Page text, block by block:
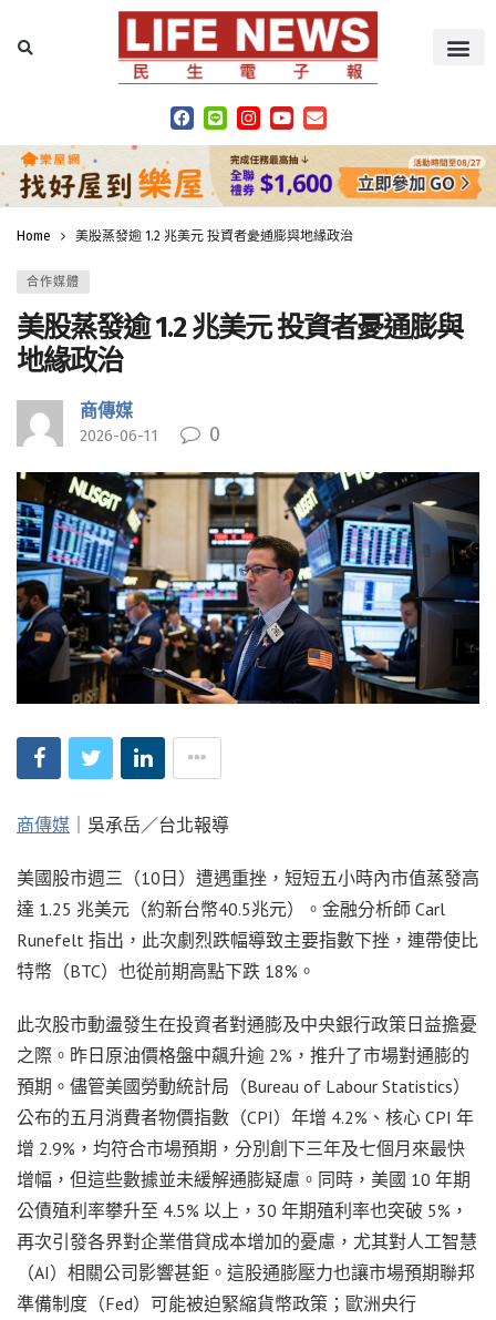
Home 美股蒸發逾 1.2 兆美元 投資者憂通膨與地緣政治
合作媒體
美股蒸發逾 1.2 兆美元 投資者憂通膨與
地緣政治
商傳媒
2026-06-11 0
商傳媒 ｜吳承岳／台北報導
美國股市週三（10日）遭遇重挫，短短五小時內市值蒸發高
達 1.25 兆美元（約新台幣40.5兆元）。金融分析師 Carl
Runefelt 指出，此次劇烈跌幅導致主要指數下挫，連帶使比
特幣（BTC）也從前期高點下跌 18%。
此次股市動盪發生在投資者對通膨及中央銀行政策日益擔憂
之際。昨日原油價格盤中飆升逾 2%，推升了市場對通膨的
預期。儘管美國勞動統計局（Bureau of Labour Statistics）
公布的五月消費者物價指數（CPI）年增 4.2%、核心 CPI 年
增 2.9%，均符合市場預期，分別創下三年及七個月來最快
增幅，但這些數據並未緩解通膨疑慮。同時，美國 10 年期
公債殖利率攀升至 4.5% 以上，30 年期殖利率也突破 5%，
再次引發各界對企業借貸成本增加的憂慮，尤其對人工智慧
（AI）相關公司影響甚鉅。這股通膨壓力也讓市場預期聯邦
準備制度（Fed）可能被迫緊縮貨幣政策；歐洲央行